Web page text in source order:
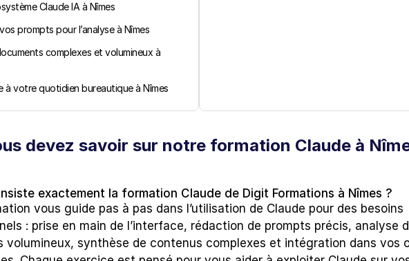
Claude IA à Nîmes
prompts pour l’analyse à Nîmes
complexes et volumineux à
à votre quotidien bureautique à Nîmes
devez savoir sur notre formation Claude à
exactement la formation Claude de Digit Formations à Nîmes ?
vous guide pas à pas dans l’utilisation de Claude pour des besoins
: prise en main de l’interface, rédaction de prompts précis, analyse
volumineux, synthèse de contenus complexes et intégration dans vos